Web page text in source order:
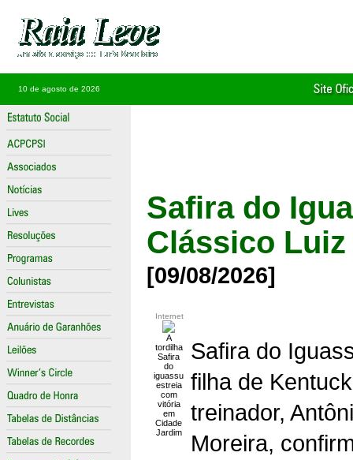
10 de agosto de 2026
Safira do
Clássico
[09/08/2026]
Internet
A
tordilha
Safira
do
iguassu
estreia
com
vitória
em
Cidade
Jardim
Safira do
filha de
treinador,
Moreira,